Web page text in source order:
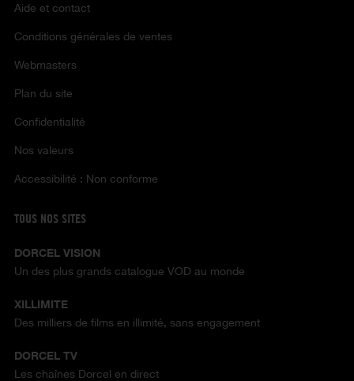
Aide et contact
Conditions générales de ventes
Webmasters
Plan du site
Confidentialité
Nos valeurs
Accessibilité : Non conforme
TOUS NOS SITES
DORCEL VISION
Un des plus grands catalogue VOD au monde
XILLIMITE
Des milliers de films en illimité, sans engagement
DORCEL TV
Les chaînes Dorcel en direct